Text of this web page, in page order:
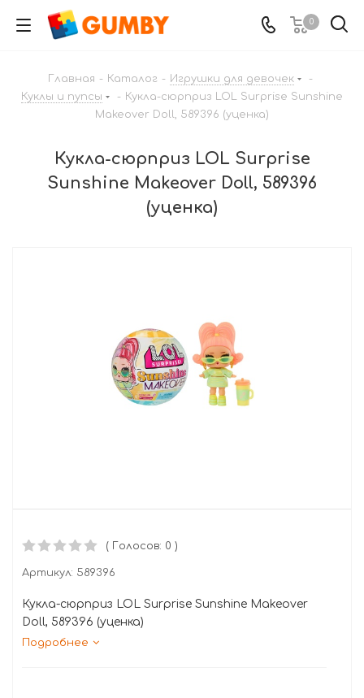
0
Главная - Каталог - Игрушки для девочек
-
Куклы и пупсы
- Кукла-сюрприз LOL Surprise Sunshine
Makeover Doll, 589396 (уценка)
Кукла-сюрприз LOL Surprise
Sunshine Makeover Doll, 589396
(уценка)
( Голосов: 0 )
Артикул: 589396
Кукла-сюрприз LOL Surprise Sunshine Makeover
Doll, 589396 (уценка)
Подробнее